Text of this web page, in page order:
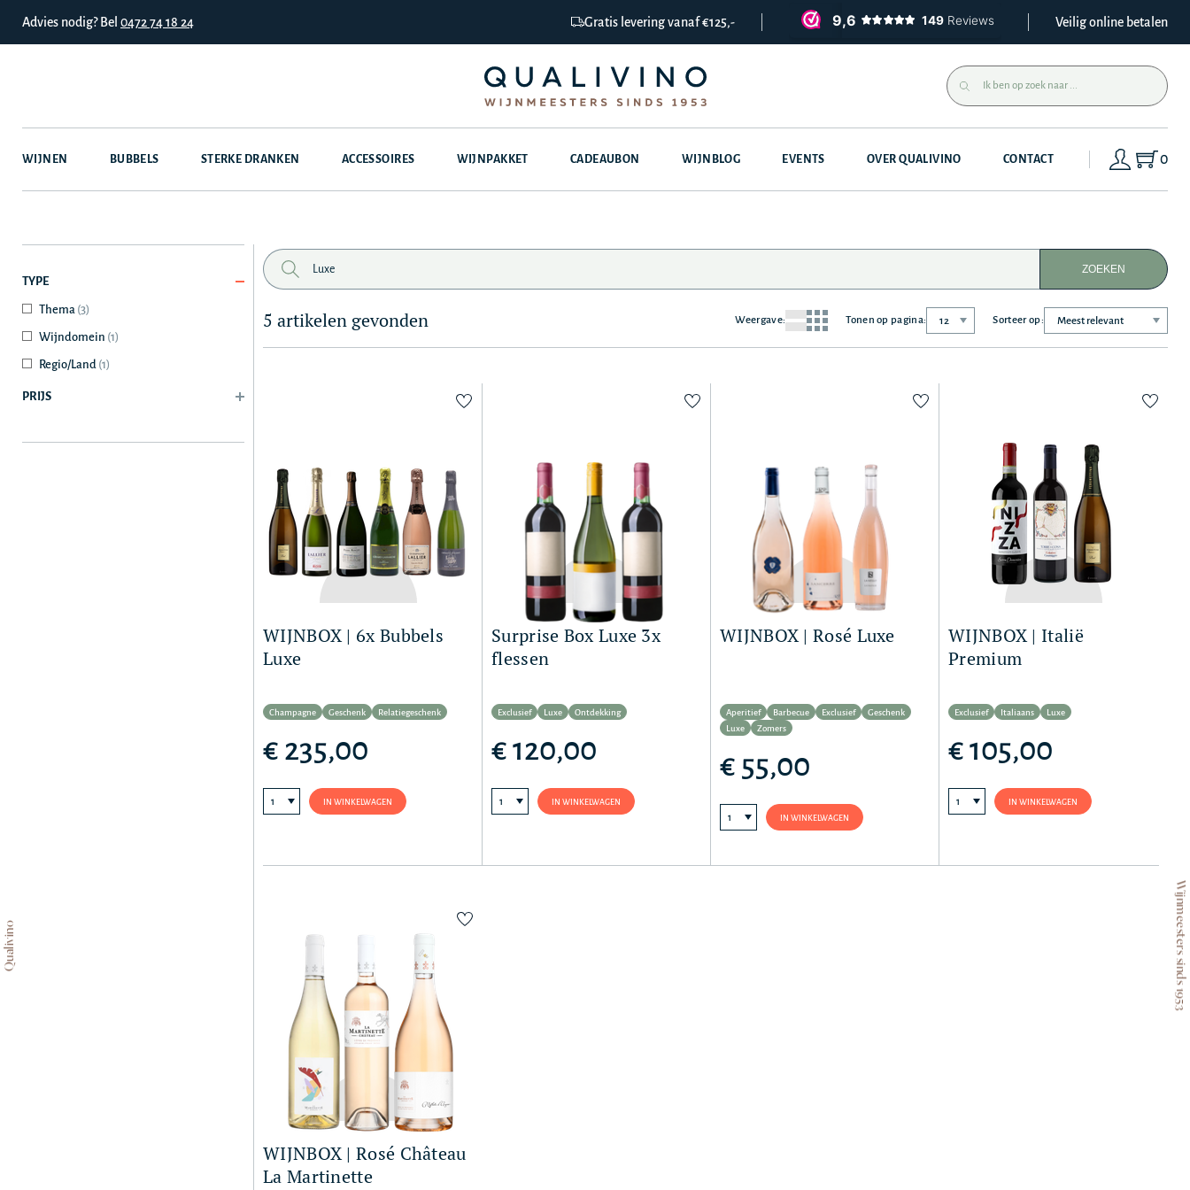
Advies nodig? Bel 0472 74 18 24 Gratis levering vanaf €125,- Veilig online betalen
WIJNEN BUBBELS STERKE DRANKEN ACCESSOIRES WIJNPAKKET CADEAUBON WIJNBLOG EVENTS OVER QUALIVINO CONTACT 0
Qualivino Wijnmeesters sinds 1953
TYPE
Thema (3)
Wijndomein (1)
Regio/Land (1)
PRIJS
ZOEKEN
5 artikelen gevonden Weergave: Tonen op pagina: Sorteer op:
WIJNBOX | 6x Bubbels
Luxe
Champagne Geschenk Relatiegeschenk
€ 235,00
IN WINKELWAGEN
Surprise Box Luxe 3x
flessen
Exclusief Luxe Ontdekking
€ 120,00
IN WINKELWAGEN
WIJNBOX | Rosé Luxe
Aperitief Barbecue Exclusief
Geschenk
Luxe
Zomers
€ 55,00
IN WINKELWAGEN
WIJNBOX | Italië
Premium
Exclusief Italiaans Luxe
€ 105,00
IN WINKELWAGEN
WIJNBOX | Rosé Château
La Martinette